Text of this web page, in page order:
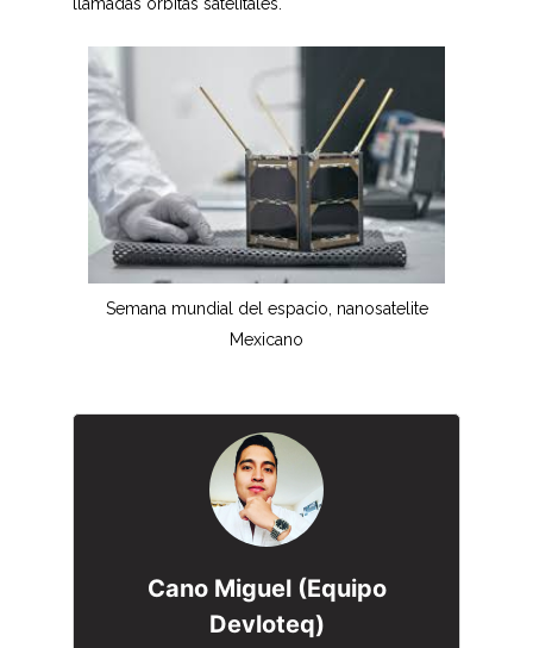
llamadas órbitas satelitales.
Semana mundial del espacio, nanosatelite
Mexicano
Cano Miguel (Equipo
Devloteq)